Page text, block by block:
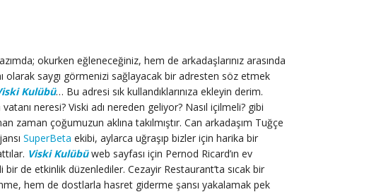
okurken eğleneceğiniz, hem de arkadaşlarınız arasında
olarak saygı görmenizi sağlayacak bir adresten söz etmek
Kulübü… Bu adresi sık kullandıklarınıza ekleyin derim.
neresi? Viski adı nereden geliyor? Nasıl içilmeli? gibi
zaman çoğumuzun aklına takılmıştır. Can arkadaşım Tuğçe
SuperBeta ekibi, aylarca uğraşıp bizler için harika bir
Viski Kulübüweb sayfası için Pernod Ricard’ın ev
de etkinlik düzenlediler. Cezayir Restaurant’ta sıcak bir
hem de dostlarla hasret giderme şansı yakalamak pek